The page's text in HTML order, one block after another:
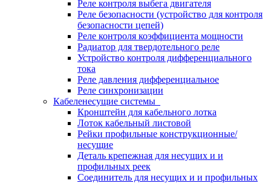
Реле контроля выбега двигателя
Реле безопасности (устройство для контроля
безопасности цепей)
Реле контроля коэффициента мощности
Радиатор для твердотельного реле
Устройство контроля дифференциального
тока
Реле давления дифференциальное
Реле синхронизации
Кабеленесущие системы
Кронштейн для кабельного лотка
Лоток кабельный листовой
Рейки профильные конструкционные/
несущие
Деталь крепежная для несущих и и
профильных реек
Соединитель для несущих и и профильных